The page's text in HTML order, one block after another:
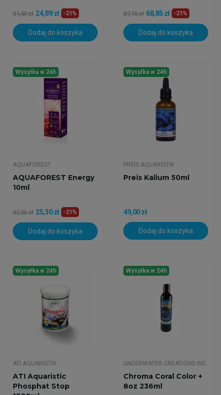
31,50 zł 24,89 zł -21%
Dodaj do koszyka
87,15 zł 68,85 zł -21%
Dodaj do koszyka
Wysyłka w 24h
AQUAFOREST
AQUAFOREST Energy
10ml
32,03 zł 25,30 zł -21%
Dodaj do koszyka
Wysyłka w 24h
PREIS AQUARISTIK
Preis Kalium 50ml
49,00 zł
Dodaj do koszyka
Wysyłka w 24h
ATI AQUARISTIK
ATI Aquaristic
Phosphat Stop
Wysyłka w 24h
UNDERWATER CREATIONS INC
Chroma Coral Color +
8oz 236ml